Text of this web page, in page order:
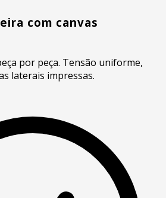
com canvas
por peça. Tensão uniforme,
laterais impressas.